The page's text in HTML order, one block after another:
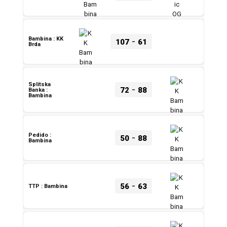
107- 61
Bambina : KK
Brda
72 - 88
Splitska
Banka :
Bambina
50- 88
Pedido :
Bambina
56- 63
TTP : Bambina